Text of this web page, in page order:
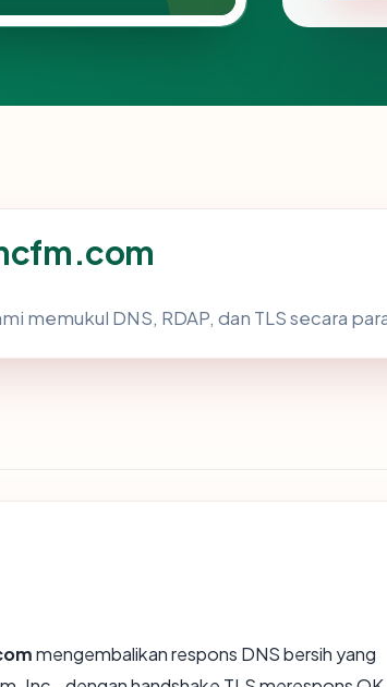
memukul DNS, RDAP, dan TLS secara
mengembalikan respons DNS bersih yang